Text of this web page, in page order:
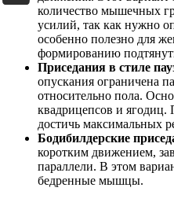
количество мышечных
усилий, так как нужно
особенно полезно для
формированию
Приседания в стиле
опускания ограничена
относительно пола.
квадрицепсов и
достичь максимальных
Бодибилдерские
коротким движением,
параллели. В этом
бедренные мышцы.